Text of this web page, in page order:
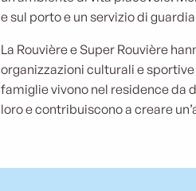
e sul porto e un servizio di
La Rouvière e Super Rouvière
organizzazioni culturali e
famiglie vivono nel residence da
loro e contribuiscono a creare